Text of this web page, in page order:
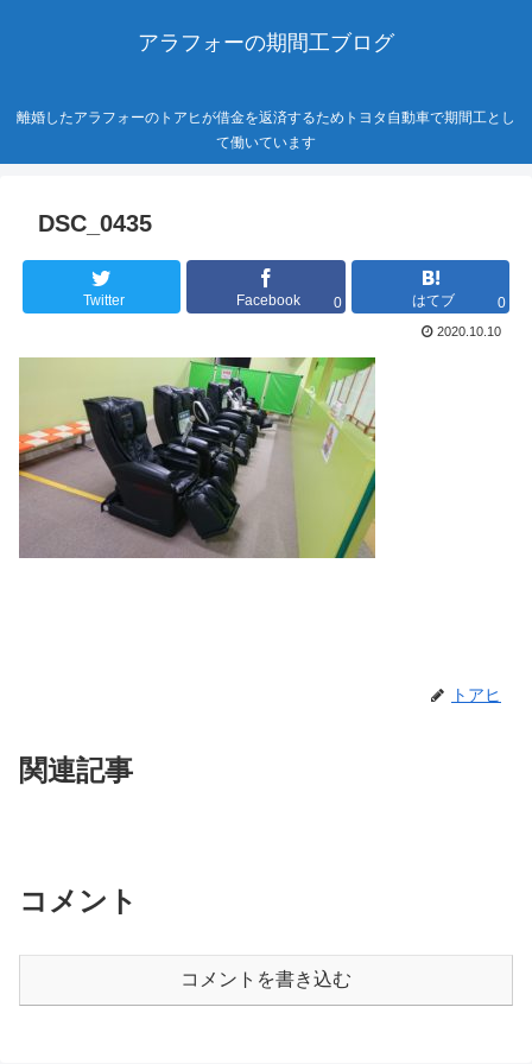
アラフォーの期間工ブログ
離婚したアラフォーのトアヒが借金を返済するためトヨタ自動車で期間工とし
て働いています
DSC_0435
Twitter Facebook 0 はてブ 0
2020.10.10
トアヒ
関連記事
コメント
コメントを書き込む